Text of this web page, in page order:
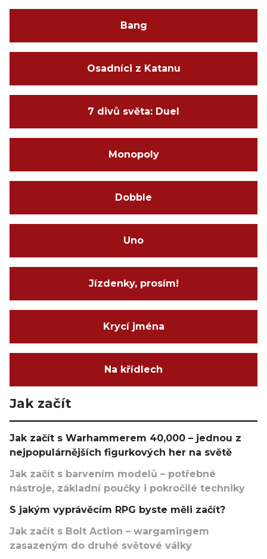
Bang
Osadníci z Katanu
7 divů světa: Duel
Monopoly
Dobble
Uno
Jízdenky, prosím!
Krycí jména
Na křídlech
Jak začít
Jak začít s Warhammerem 40,000 – jednou z
nejpopulárnějších figurkových her na světě
Jak začít s barvením modelů – potřebné
nástroje, základní poučky i pokročilé techniky
S jakým vyprávěcím RPG byste měli začít?
Jak začít s Bolt Action – wargamingem
zasazeným do druhé světové války